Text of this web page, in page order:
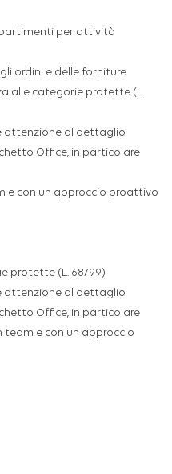
per attività
ordini e delle forniture
alle categorie protette (L.
attenzione al dettaglio
Office, in particolare
e con un approccio proattivo
protette (L. 68/99)
attenzione al dettaglio
Office, in particolare
team e con un approccio